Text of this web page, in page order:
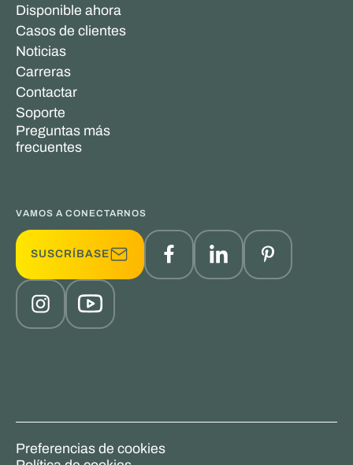
Disponible ahora
Casos de clientes
Noticias
Carreras
Contactar
Soporte
Preguntas más
frecuentes
VAMOS A CONECTARNOS
SUSCRÍBASE
Preferencias de cookies